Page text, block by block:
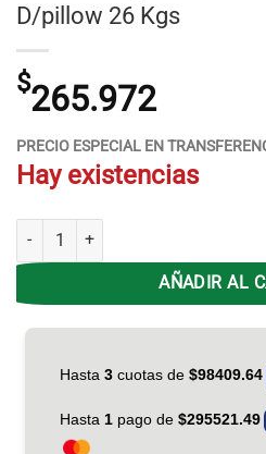
D/pillow 26 Kgs
$265.972
PRECIO ESPECIAL EN
Hay existencias
Colchón Espuma 0.80X26 Piero
AÑADIR AL